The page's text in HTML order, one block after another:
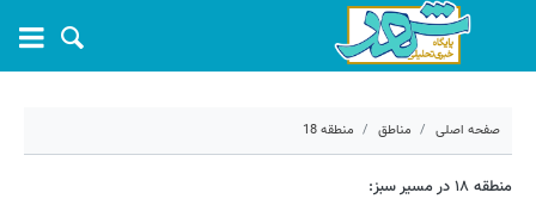
صفحه اصلی مناطق منطقه 18
۳۰ اردیبهشت ۱۴۰۵ - ۱۴:۵۷
منطقه ۱۸ در مسیر سبز: